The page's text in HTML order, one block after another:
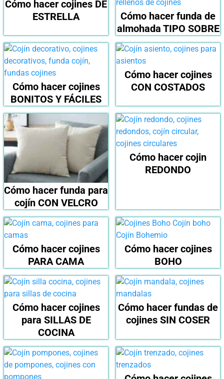
Cómo hacer cojines DE
ESTRELLA
Cómo hacer funda de
almohada TIPO SOBRE
Cómo hacer cojines
BONITOS Y FÁCILES
Cómo hacer cojines
CON COSTADOS
Cómo hacer funda para
cojín CON VELCRO
Cómo hacer cojin
REDONDO
Cómo hacer cojines
PARA CAMA
Cómo hacer cojines
BOHO
Cómo hacer cojines
para SILLAS DE
COCINA
Cómo hacer fundas de
cojines SIN COSER